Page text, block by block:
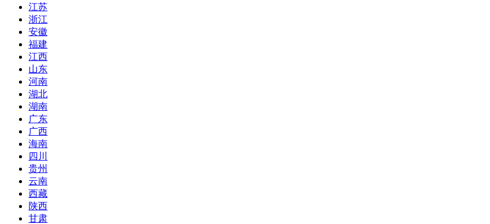
江苏
浙江
安徽
福建
江西
山东
河南
湖北
湖南
广东
广西
海南
四川
贵州
云南
西藏
陕西
甘肃